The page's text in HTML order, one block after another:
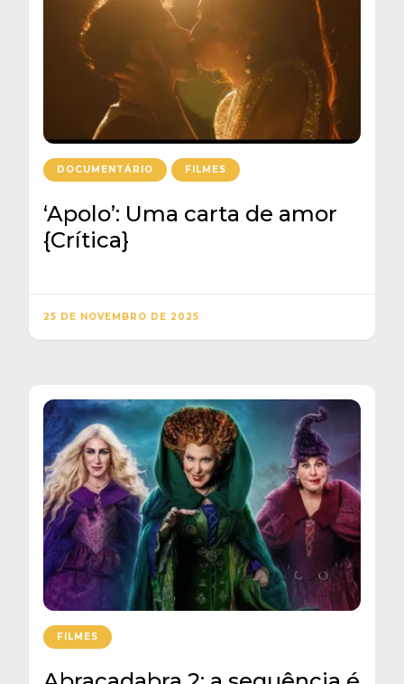
DOCUMENTÁRIO FILMES
‘Apolo’: Uma carta de amor
{Crítica}
25 DE NOVEMBRO DE 2025
FILMES